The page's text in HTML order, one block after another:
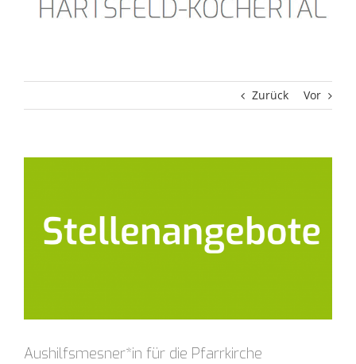
Zurück Vor
Aushilfsmesner*in für die Pfarrkirche